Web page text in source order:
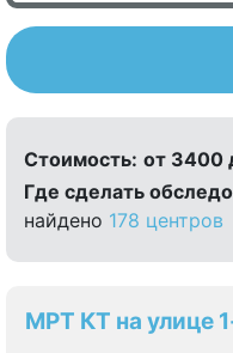
Стоимость: от 3400
Где сделать
найдено 178 центров
МРТ КТ на улице